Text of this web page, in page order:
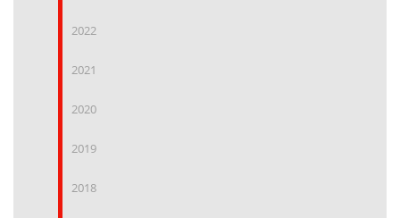
2022
2021
2020
2019
2018